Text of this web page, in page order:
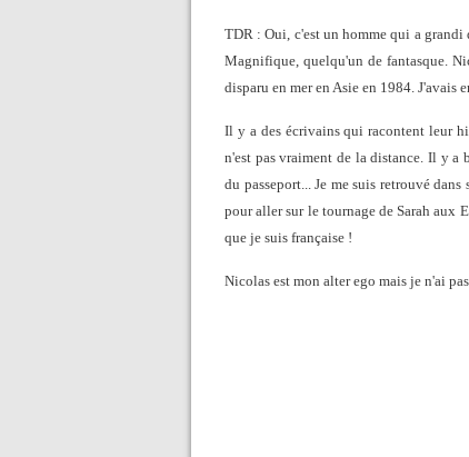
TDR : Oui, c'est un homme qui a grandi
Magnifique, quelqu'un de fantasque.
disparu en mer en Asie en 1984.
Il y a des écrivains qui racontent leur
n'est pas vraiment de la distance. Il y a
du passeport... Je me suis retrouvé
pour aller sur le tournage de Sarah aux
que je suis française !
Nicolas est mon alter ego mais je n'ai